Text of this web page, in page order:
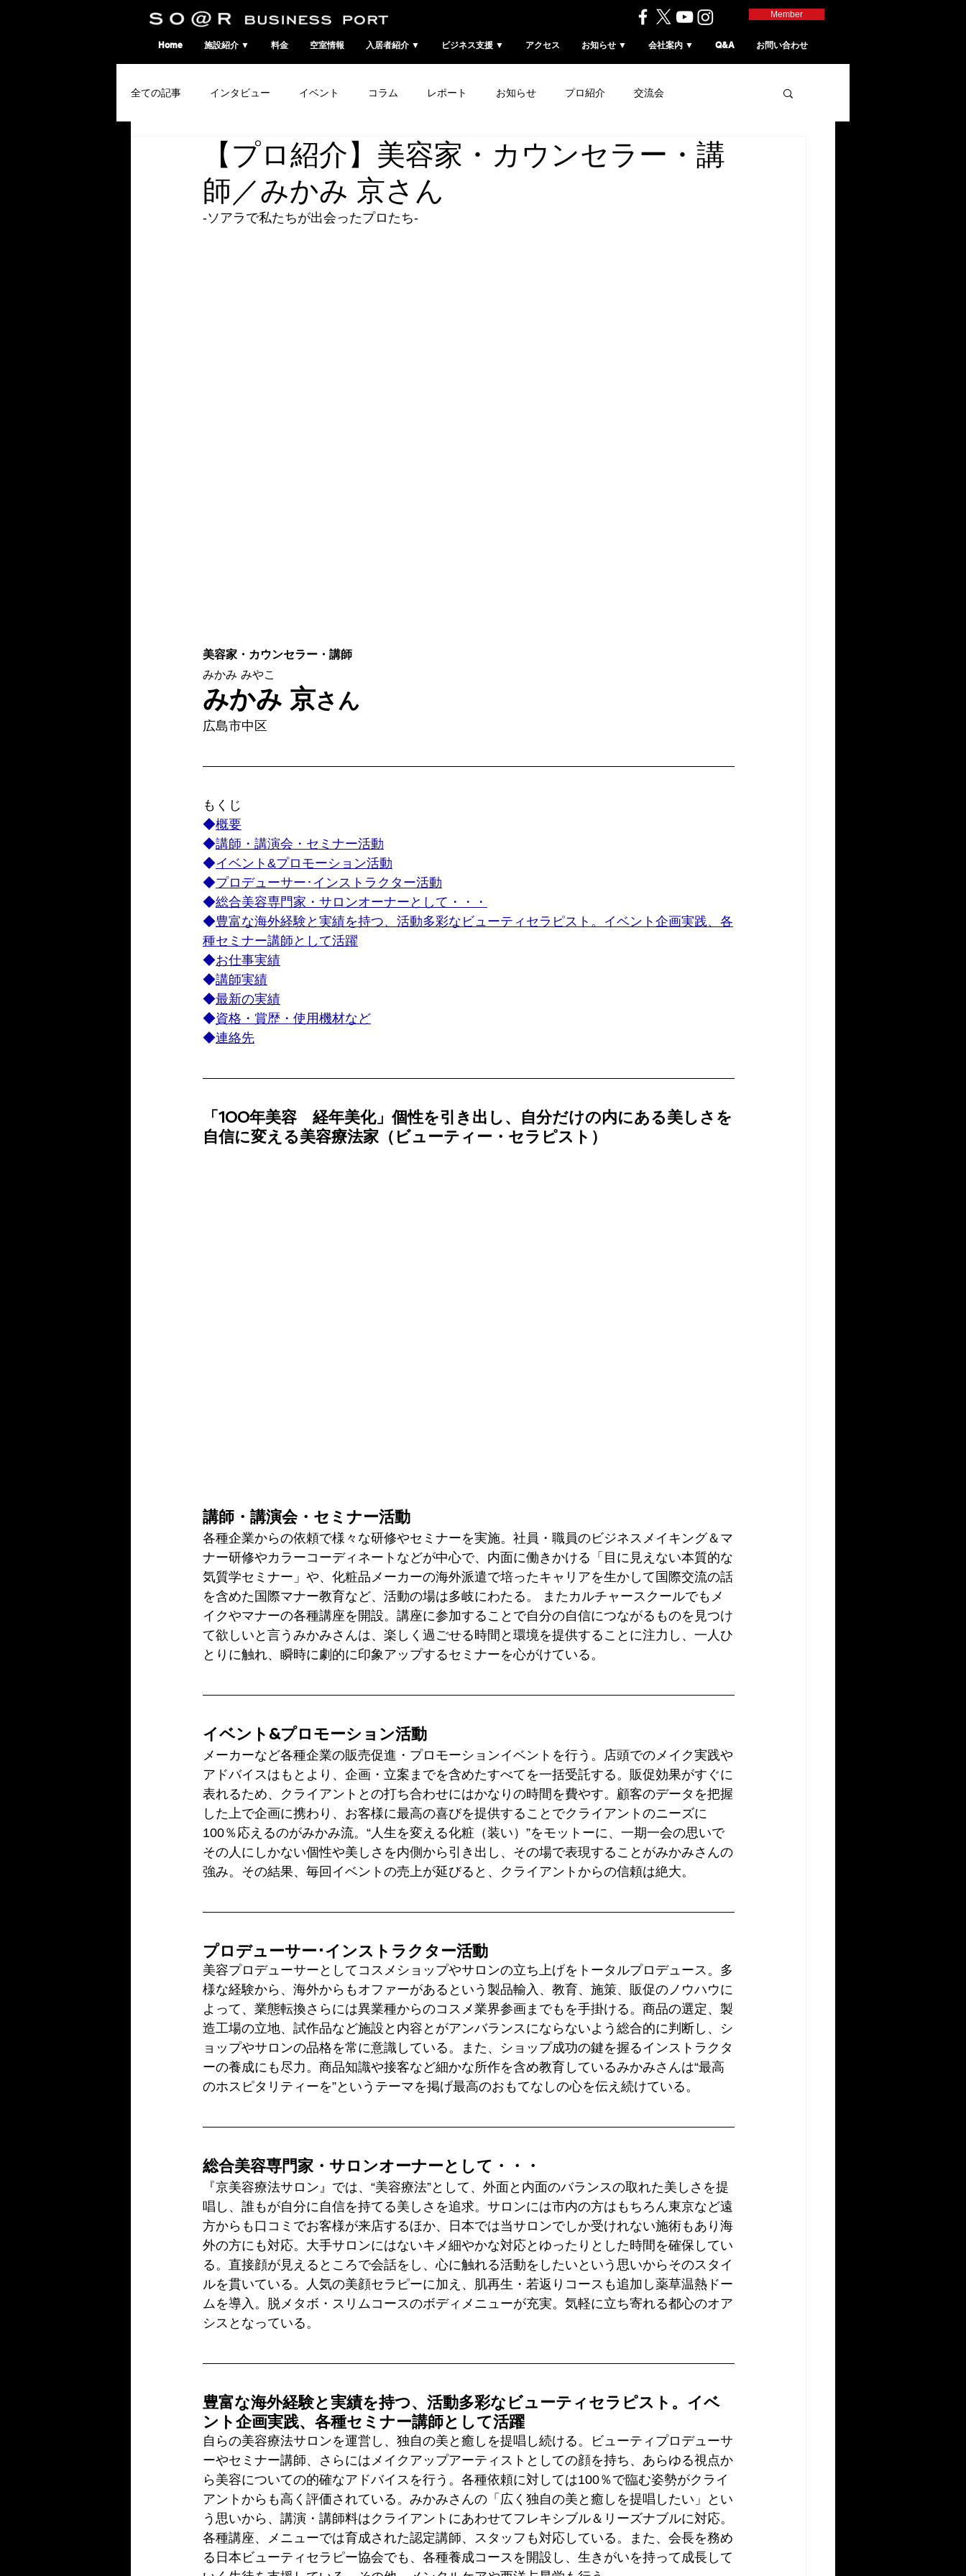
SO@Rビジネスポート｜広島市のシェアオフィス・コワーキングスペース Member
Home 施設紹介 ▼ 料金 空室情報 入居者紹介 ▼ ビジネス支援 ▼ アクセス お知らせ ▼ 会社案内 ▼ Q&A お問い合わせ
全ての記事 インタビュー イベント コラム レポート お知らせ プロ紹介 交流会
コワーキングウィーク【プロ紹介】美容家・カウンセラー・講
師／みかみ 京さん
-ソアラで私たちが出会ったプロたち-
美容家・カウンセラー・講師
みかみ みやこ
みかみ 京さん
広島市中区
もくじ
◆概要
◆講師・講演会・セミナー活動
◆イベント&プロモーション活動
◆プロデューサー･インストラクター活動
◆総合美容専門家・サロンオーナーとして・・・
◆豊富な海外経験と実績を持つ、活動多彩なビューティセラピスト。イベント企画実践、各
種セミナー講師として活躍
◆お仕事実績
◆講師実績
◆最新の実績
◆資格・賞歴・使用機材など
◆連絡先
「100年美容　経年美化」個性を引き出し、自分だけの内にある美しさを
自信に変える美容療法家（ビューティー・セラピスト）
講師・講演会・セミナー活動
各種企業からの依頼で様々な研修やセミナーを実施。社員・職員のビジネスメイキング＆マ
ナー研修やカラーコーディネートなどが中心で、内面に働きかける「目に見えない本質的な
気質学セミナー」や、化粧品メーカーの海外派遣で培ったキャリアを生かして国際交流の話
を含めた国際マナー教育など、活動の場は多岐にわたる。 またカルチャースクールでもメ
イクやマナーの各種講座を開設。講座に参加することで自分の自信につながるものを見つけ
て欲しいと言うみかみさんは、楽しく過ごせる時間と環境を提供することに注力し、一人ひ
とりに触れ、瞬時に劇的に印象アップするセミナーを心がけている。
イベント&プロモーション活動
メーカーなど各種企業の販売促進・プロモーションイベントを行う。店頭でのメイク実践や
アドバイスはもとより、企画・立案までを含めたすべてを一括受託する。販促効果がすぐに
表れるため、クライアントとの打ち合わせにはかなりの時間を費やす。顧客のデータを把握
した上で企画に携わり、お客様に最高の喜びを提供することでクライアントのニーズに
100％応えるのがみかみ流。“人生を変える化粧（装い）”をモットーに、一期一会の思いで
その人にしかない個性や美しさを内側から引き出し、その場で表現することがみかみさんの
強み。その結果、毎回イベントの売上が延びると、クライアントからの信頼は絶大。
プロデューサー･インストラクター活動
美容プロデューサーとしてコスメショップやサロンの立ち上げをトータルプロデュース。多
様な経験から、海外からもオファーがあるという製品輸入、教育、施策、販促のノウハウに
よって、業態転換さらには異業種からのコスメ業界参画までもを手掛ける。商品の選定、製
造工場の立地、試作品など施設と内容とがアンバランスにならないよう総合的に判断し、シ
ョップやサロンの品格を常に意識している。また、ショップ成功の鍵を握るインストラクタ
ーの養成にも尽力。商品知識や接客など細かな所作を含め教育しているみかみさんは“最高
のホスピタリティーを”というテーマを掲げ最高のおもてなしの心を伝え続けている。
総合美容専門家・サロンオーナーとして・・・
『京美容療法サロン』では、“美容療法”として、外面と内面のバランスの取れた美しさを提
唱し、誰もが自分に自信を持てる美しさを追求。サロンには市内の方はもちろん東京など遠
方からも口コミでお客様が来店するほか、日本では当サロンでしか受けれない施術もあり海
外の方にも対応。大手サロンにはないキメ細やかな対応とゆったりとした時間を確保してい
る。直接顔が見えるところで会話をし、心に触れる活動をしたいという思いからそのスタイ
ルを貫いている。人気の美顔セラピーに加え、肌再生・若返りコースも追加し薬草温熱ドー
ムを導入。脱メタボ・スリムコースのボディメニューが充実。気軽に立ち寄れる都心のオア
シスとなっている。
豊富な海外経験と実績を持つ、活動多彩なビューティセラピスト。イベ
ント企画実践、各種セミナー講師として活躍
自らの美容療法サロンを運営し、独自の美と癒しを提唱し続ける。ビューティプロデューサ
ーやセミナー講師、さらにはメイクアップアーティストとしての顔を持ち、あらゆる視点か
ら美容についての的確なアドバイスを行う。各種依頼に対しては100％で臨む姿勢がクライ
アントからも高く評価されている。みかみさんの「広く独自の美と癒しを提唱したい」とい
う思いから、講演・講師料はクライアントにあわせてフレキシブル＆リーズナブルに対応。
各種講座、メニューでは育成された認定講師、スタッフも対応している。また、会長を務め
る日本ビューティセラピー協会でも、各種養成コースを開設し、生きがいを持って成長して